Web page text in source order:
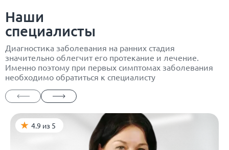
Наши
специалисты
Диагностика заболевания на ранних стадия
значительно облегчит его протекание и лечение.
Именно поэтому при первых симптомах заболевания
необходимо обратиться к специалисту
4.9 из 5